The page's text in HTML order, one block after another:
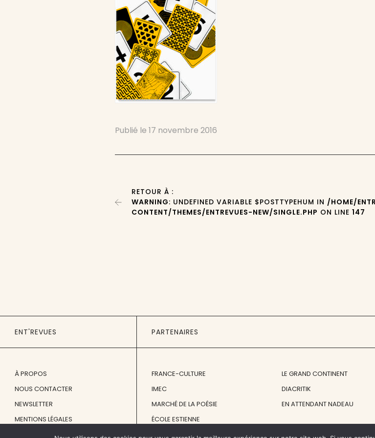
Publié le17 novembre 2016
RETOUR À :
WARNING: UNDEFINED VARIABLE $POSTTYPEHUM IN /HOME/
CONTENT/THEMES/ENTREVUES-NEW/SINGLE.PHP ON LINE147
ENT'REVUES
À PROPOS
NOUS CONTACTER
NEWSLETTER
MENTIONS LÉGALES
PARTENAIRES
FRANCE-CULTURE
IMEC
MARCHÉ DE LA POÉSIE
ÉCOLE ESTIENNE
LE GRAND CONTINENT
DIACRITIK
EN ATTENDANT NADEAU